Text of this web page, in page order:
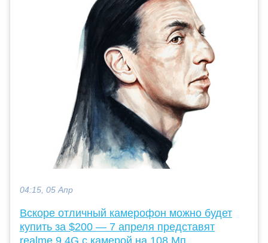
04:15, 05 Апр
Вскоре отличный камерофон можно будет
купить за $200 — 7 апреля представят